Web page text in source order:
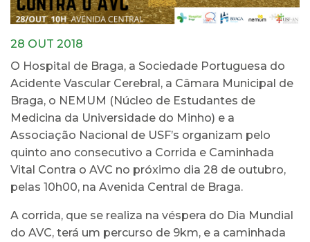
28 OUT 2018
O Hospital de Braga, a Sociedade Portuguesa do
Acidente Vascular Cerebral, a Câmara Municipal de
Braga, o NEMUM (Núcleo de Estudantes de
Medicina da Universidade do Minho) e a
Associação Nacional de USF’s organizam pelo
quinto ano consecutivo a Corrida e Caminhada
Vital Contra o AVC no próximo dia 28 de outubro,
pelas 10h00, na Avenida Central de Braga.
A corrida, que se realiza na véspera do Dia Mundial
do AVC, terá um percurso de 9km, e a caminhada